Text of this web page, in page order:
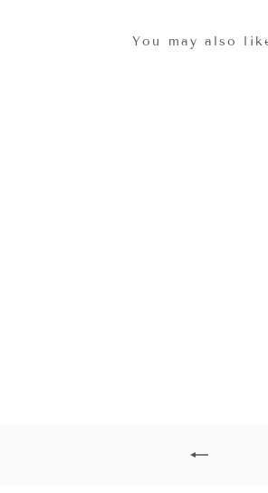
You may also